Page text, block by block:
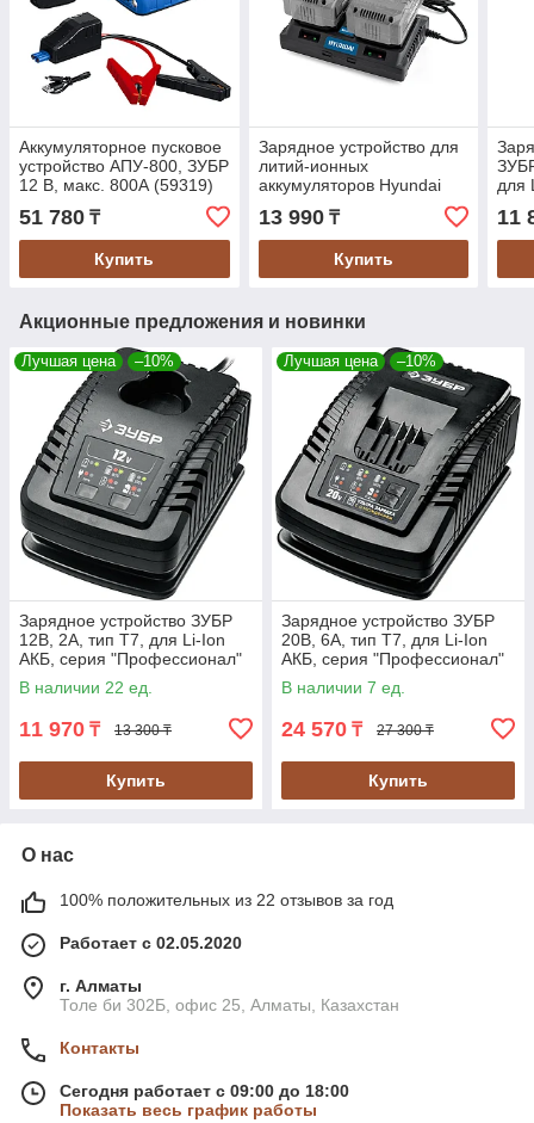
Аккумуляторное пусковое
устройство АПУ-800, ЗУБР
12 В, макс. 800А (59319)
51 780 ₸
Купить
Зарядное устройство для
литий-ионных
аккумуляторов Hyundai
HYCH 2002
13 990₸
Купить
для
18)
11
Акционные предложения и новинки
Лучшая цена –10%
Зарядное устройство ЗУБР
12В, 2А, тип T7, для Li-Ion
АКБ, серия "Профессионал"
(RT7-12-2)
В наличии 22 ед.
11 970 ₸ 13 300 ₸
Купить
Лучшая цена –10%
Зарядное устройство ЗУБР
20В, 6А, тип T7, для Li-Ion
АКБ, серия "Профессионал"
(RT7-20-6)
В наличии 7 ед.
24 570 ₸ 27 300 ₸
Купить
О нас
100% положительных из 22 отзывов за год
Работает с 02.05.2020
г. Алматы
Толе би 302Б, офис 25, Алматы, Казахстан
Контакты
Сегодня работает с 09:00 до 18:00
Показать весь график работы